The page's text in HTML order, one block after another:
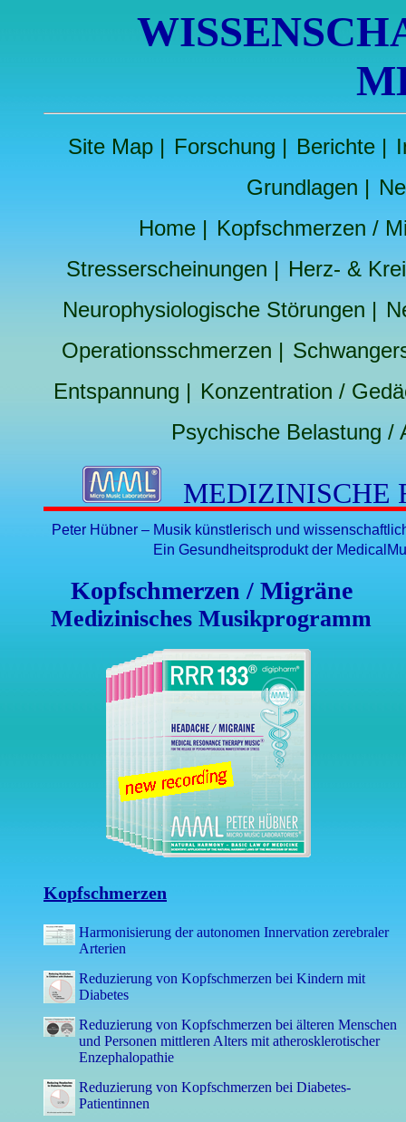
Site Map | Forschung | Berichte |
Grundlagen |
Home | Kopfschmerzen /
Stresserscheinungen | Herz- &
Neurophysiologische Störungen |
Operationsschmerzen |
Entspannung | Konzentration /
Psychische Belastung /
MEDIZINISCHE
Peter Hübner – Musik künstlerisch und
Ein Gesundheitsprodukt der
Kopfschmerzen / Migräne
Medizinisches Musikprogramm
Kopfschmerzen
Harmonisierung der autonomen Innervation zerebraler
Arterien
Reduzierung von Kopfschmerzen bei Kindern mit
Diabetes
Reduzierung von Kopfschmerzen bei älteren Menschen
und Personen mittleren Alters mit atherosklerotischer
Enzephalopathie
Reduzierung von Kopfschmerzen bei Diabetes-
Patientinnen